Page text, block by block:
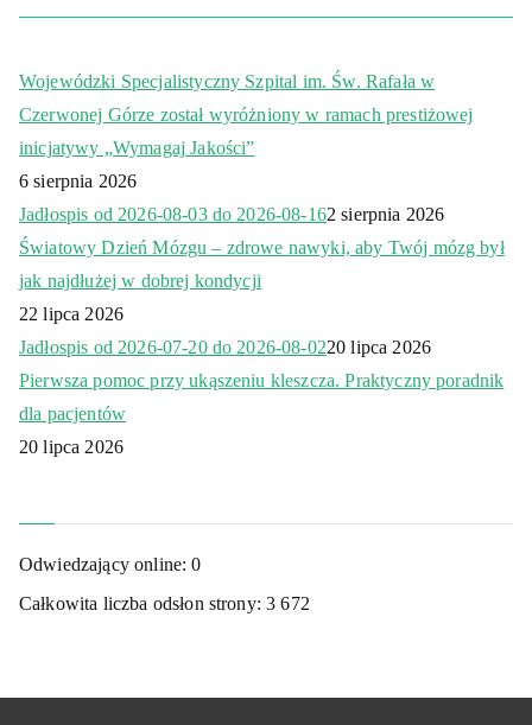
Wojewódzki Specjalistyczny Szpital im. Św. Rafała w
Czerwonej Górze został wyróżniony w ramach prestiżowej
inicjatywy „Wymagaj Jakości”
6 sierpnia 2026
Jadłospis od 2026-08-03 do 2026-08-162 sierpnia 2026
Światowy Dzień Mózgu – zdrowe nawyki, aby Twój mózg był
jak najdłużej w dobrej kondycji
22 lipca 2026
Jadłospis od 2026-07-20 do 2026-08-0220 lipca 2026
Pierwsza pomoc przy ukąszeniu kleszcza. Praktyczny poradnik
dla pacjentów
20 lipca 2026
Odwiedzający online:0
Całkowita liczba odsłon strony:3 672